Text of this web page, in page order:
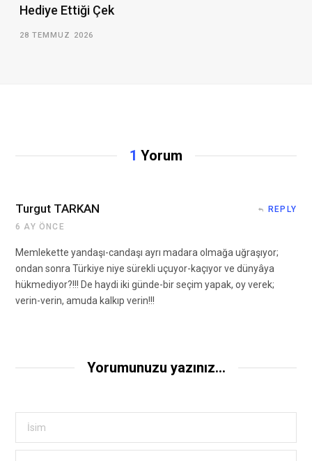
Hediye Ettiği Çek
28 TEMMUZ 2026
1 Yorum
Turgut TARKAN
6 AY ÖNCE
REPLY
Memlekette yandaşı-candaşı ayrı madara olmağa uğraşıyor;
ondan sonra Türkiye niye sürekli uçuyor-kaçıyor ve dünyâya
hükmediyor?!!! De haydi iki günde-bir seçim yapak, oy verek;
verin-verin, amuda kalkıp verin!!!
Yorumunuzu yazınız...